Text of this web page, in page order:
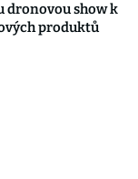
dronovou show k
produktů